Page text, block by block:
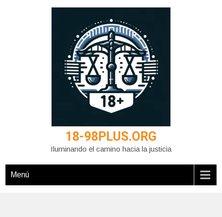
18-98PLUS.ORG
Iluminando el camino hacia la justicia
Menú